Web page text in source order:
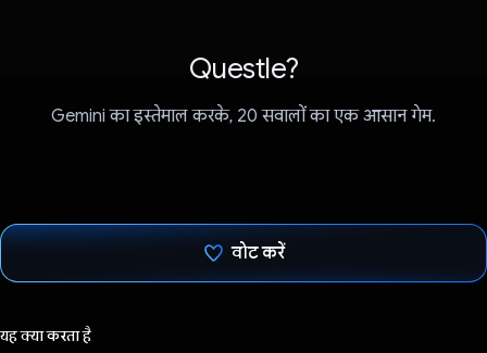
Questle?
Gemini का इस्तेमाल करके, 20 सवालों का एक आसान गेम.
वोट करें
यह क्या करता है